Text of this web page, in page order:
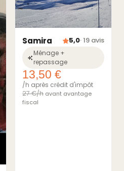
Samira 5,0· 19 avis
Ménage +
repassage
13,50 €
/h après crédit d'impôt
27 €/h avant avantage
fiscal